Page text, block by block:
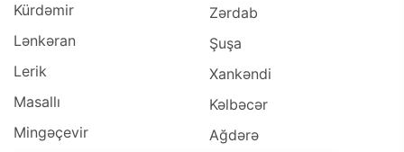
Kürdəmir
Lənkəran
Lerik
Masallı
Mingəçevir
Zərdab
Şuşa
Xankəndi
Kəlbəcər
Ağdərə